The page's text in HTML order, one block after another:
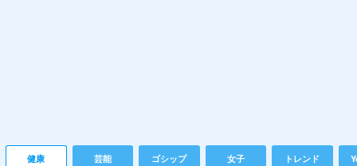
健康 芸能 ゴシップ 女子 トレンド